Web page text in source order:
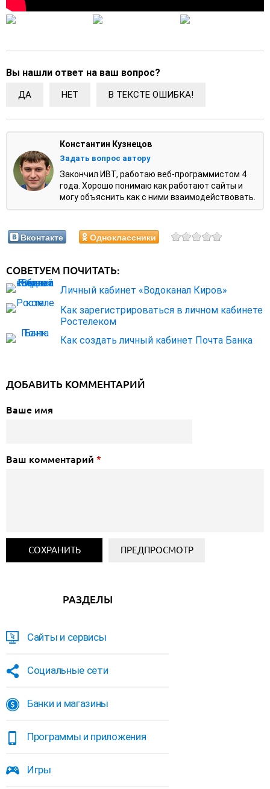
Вы нашли ответ на ваш вопрос?
ДА НЕТ В ТЕКСТЕ ОШИБКА!
Константин Кузнецов
Задать вопрос автору
Закончил ИВТ, работаю веб-программистом 4
года. Хорошо понимаю как работают сайты и
могу объяснить как с ними взаимодействовать.
Вконтакте Одноклассники
СОВЕТУЕМ ПОЧИТАТЬ:
Личный кабинет «Водоканал Киров»
Как зарегистрироваться в личном кабинете
Ростелеком
Как создать личный кабинет Почта Банка
ДОБАВИТЬ КОММЕНТАРИЙ
Ваше имя
Ваш комментарий *
РАЗДЕЛЫ
Сайты и сервисы
Социальные сети
Банки и магазины
Программы и приложения
Игры